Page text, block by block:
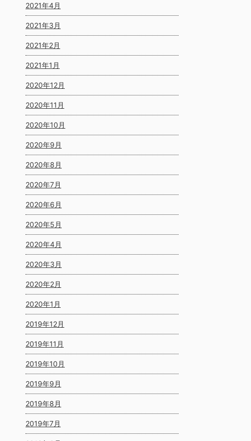
2021年4月
2021年3月
2021年2月
2021年1月
2020年12月
2020年11月
2020年10月
2020年9月
2020年8月
2020年7月
2020年6月
2020年5月
2020年4月
2020年3月
2020年2月
2020年1月
2019年12月
2019年11月
2019年10月
2019年9月
2019年8月
2019年7月